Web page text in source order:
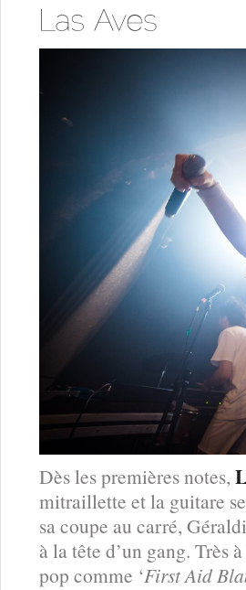
Dès les premières notes,
mitraillette et la guitare
sa coupe au carré,
à la tête d’un gang. Très
pop comme ‘First Aid